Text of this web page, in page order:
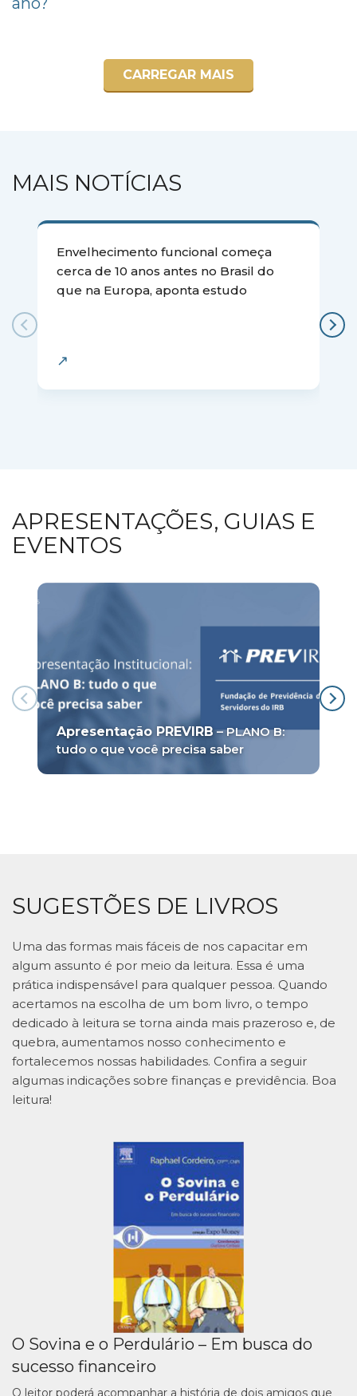
CARREGAR MAIS
MAIS NOTÍCIAS
Envelhecimento funcional começa
cerca de 10 anos antes no Brasil do
que na Europa, aponta estudo
APRESENTAÇÕES, GUIAS E
EVENTOS
Apresentação PREVIRB – PLANO B:
tudo o que você precisa saber
SUGESTÕES DE LIVROS
Uma das formas mais fáceis de nos capacitar em
algum assunto é por meio da leitura. Essa é uma
prática indispensável para qualquer pessoa. Quando
acertamos na escolha de um bom livro, o tempo
dedicado à leitura se torna ainda mais prazeroso e, de
quebra, aumentamos nosso conhecimento e
fortalecemos nossas habilidades. Confira a seguir
algumas indicações sobre finanças e previdência. Boa
leitura!
O Sovina e o Perdulário – Em busca do
sucesso financeiro
O leitor poderá acompanhar a história de dois amigos que